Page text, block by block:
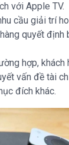
với Apple TV.
cầu giải trí
quyết
hợp, khách
vấn đề tài
đích khác.